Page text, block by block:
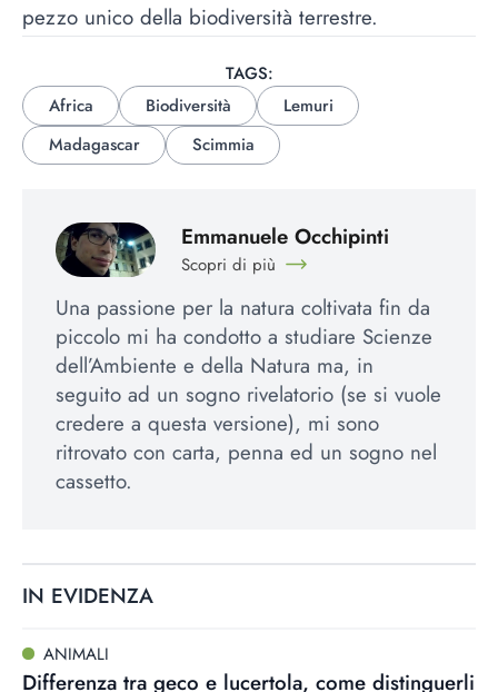
pezzo unico della biodiversità terrestre.
TAGS:
Africa
Biodiversità
Lemuri
Madagascar
Scimmia
Emmanuele Occhipinti
Scopri di più
Una passione per la natura coltivata fin da
piccolo mi ha condotto a studiare Scienze
dell’Ambiente e della Natura ma, in
seguito ad un sogno rivelatorio (se si vuole
credere a questa versione), mi sono
ritrovato con carta, penna ed un sogno nel
cassetto.
IN EVIDENZA
ANIMALI
Differenza tra geco e lucertola, come distinguerli